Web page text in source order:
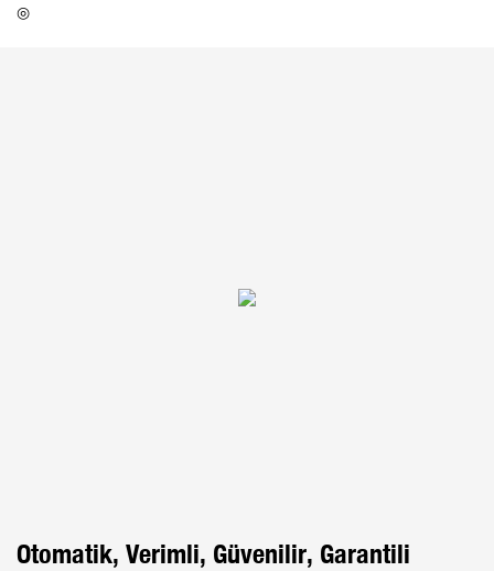
◎
Otomatik, Verimli, Güvenilir, Garantili